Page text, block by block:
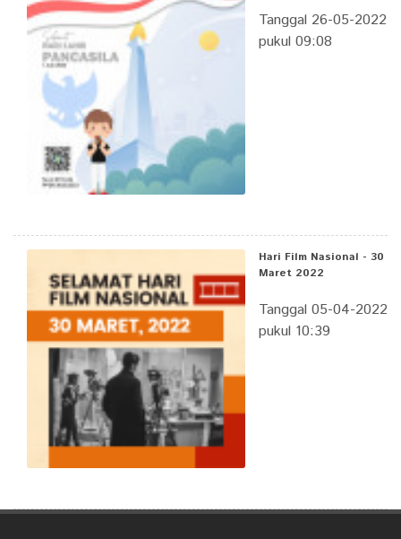
Tanggal 26-05-2022
pukul 09:08
Hari Film Nasional - 30
Maret 2022
Tanggal 05-04-2022
pukul 10:39